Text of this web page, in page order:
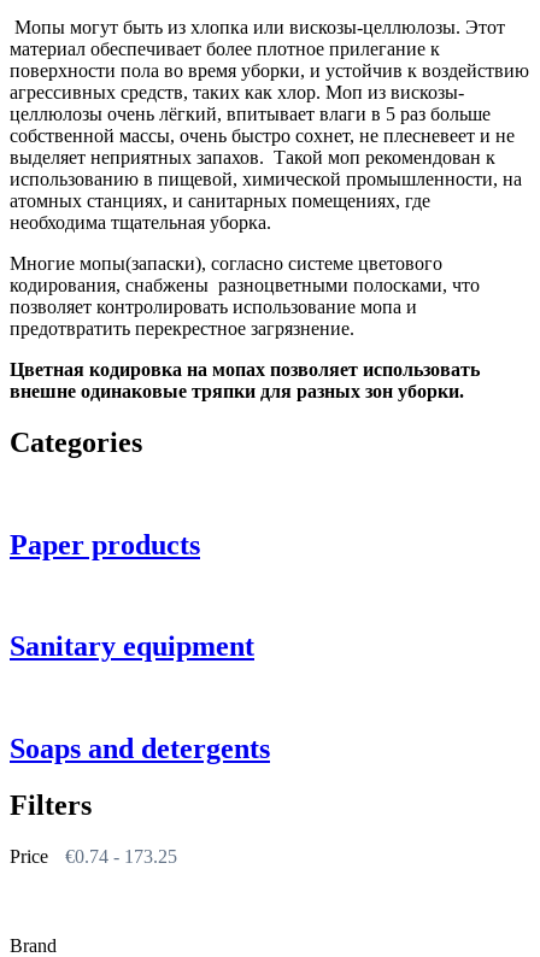
Мопы могут быть из хлопка или вискозы-целлюлозы. Этот
материал обеспечивает более плотное прилегание к
поверхности пола во время уборки, и устойчив к воздействию
агрессивных средств, таких как хлор. Моп из вискозы-
целлюлозы очень лёгкий, впитывает влаги в 5 раз больше
собственной массы, очень быстро сохнет, не плесневеет и не
выделяет неприятных запахов. Такой моп рекомендован к
использованию в пищевой, химической промышленности, на
атомных станциях, и санитарных помещениях, где
необходима тщательная уборка.
Многие мопы(запаски), согласно системе цветового
кодирования, снабжены разноцветными полосками, что
позволяет контролировать использование мопа и
предотвратить перекрестное загрязнение.
Цветная кодировка на мопах позволяет использовать
внешне одинаковые тряпки для разных зон уборки.
Categories
Paper products
Sanitary equipment
Soaps and detergents
Filters
Price €0.74 - 173.25
Brand